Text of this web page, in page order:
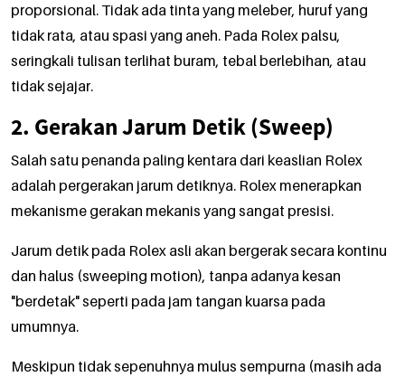
proporsional. Tidak ada tinta yang meleber, huruf yang
tidak rata, atau spasi yang aneh. Pada Rolex palsu,
seringkali tulisan terlihat buram, tebal berlebihan, atau
tidak sejajar.
2. Gerakan Jarum Detik (Sweep)
Salah satu penanda paling kentara dari keaslian Rolex
adalah pergerakan jarum detiknya. Rolex menerapkan
mekanisme gerakan mekanis yang sangat presisi.
Jarum detik pada Rolex asli akan bergerak secara kontinu
dan halus (sweeping motion), tanpa adanya kesan
"berdetak" seperti pada jam tangan kuarsa pada
umumnya.
Meskipun tidak sepenuhnya mulus sempurna (masih ada